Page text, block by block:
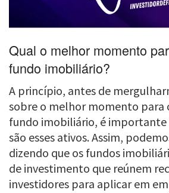
Qual o melhor momento
fundo imobiliário?
A princípio, antes de
sobre o melhor momento para
fundo imobiliário, é importante
são esses ativos. Assim,
dizendo que os fundos
de investimento que reúnem
investidores para aplicar em